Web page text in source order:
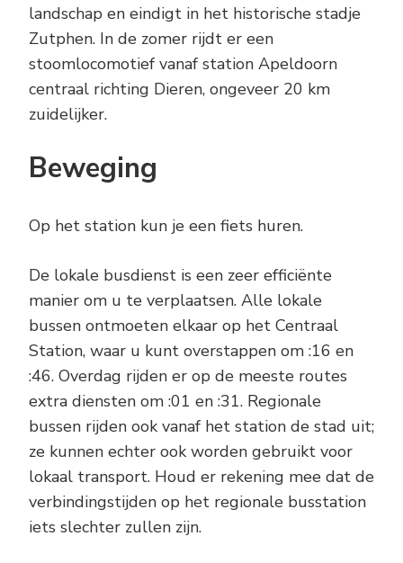
landschap en eindigt in het historische stadje
Zutphen. In de zomer rijdt er een
stoomlocomotief vanaf station Apeldoorn
centraal richting Dieren, ongeveer 20 km
zuidelijker.
Beweging
Op het station kun je een fiets huren.
De lokale busdienst is een zeer efficiënte
manier om u te verplaatsen. Alle lokale
bussen ontmoeten elkaar op het Centraal
Station, waar u kunt overstappen om :16 en
:46. Overdag rijden er op de meeste routes
extra diensten om :01 en :31. Regionale
bussen rijden ook vanaf het station de stad uit;
ze kunnen echter ook worden gebruikt voor
lokaal transport. Houd er rekening mee dat de
verbindingstijden op het regionale busstation
iets slechter zullen zijn.